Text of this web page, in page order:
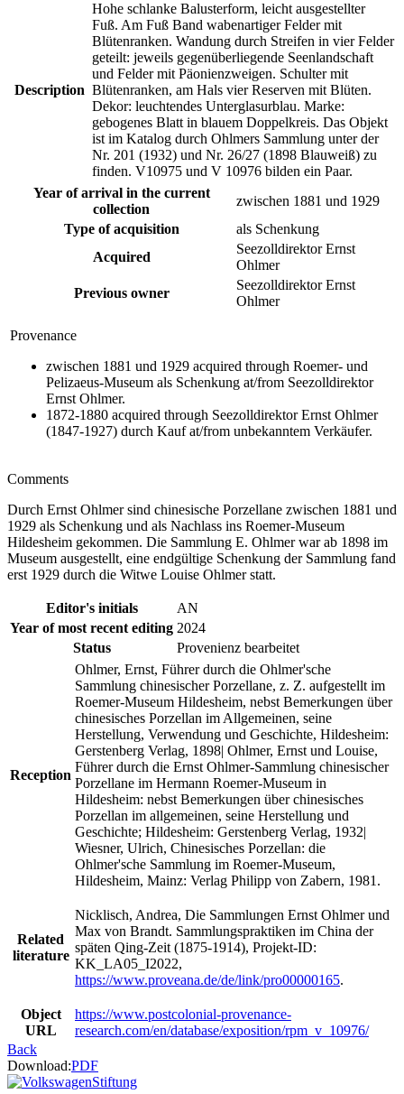
Description
Hohe schlanke Balusterform, leicht ausgestellter
Fuß. Am Fuß Band wabenartiger Felder mit
Blütenranken. Wandung durch Streifen in vier Felder
geteilt: jeweils gegenüberliegende Seenlandschaft
und Felder mit Päonienzweigen. Schulter mit
Blütenranken, am Hals vier Reserven mit Blüten.
Dekor: leuchtendes Unterglasurblau. Marke:
gebogenes Blatt in blauem Doppelkreis. Das Objekt
ist im Katalog durch Ohlmers Sammlung unter der
Nr. 201 (1932) und Nr. 26/27 (1898 Blauweiß) zu
finden. V10975 und V 10976 bilden ein Paar.
Year of arrival in the current
collection
zwischen 1881 und 1929
Type of acquisition
als Schenkung
Acquired
Seezolldirektor Ernst
Ohlmer
Previous owner
Seezolldirektor Ernst
Ohlmer
Provenance
zwischen 1881 und 1929 acquired through Roemer- und
Pelizaeus-Museum als Schenkung at/from Seezolldirektor
Ernst Ohlmer.
1872-1880 acquired through Seezolldirektor Ernst Ohlmer
(1847-1927) durch Kauf at/from unbekanntem Verkäufer.
Comments
Durch Ernst Ohlmer sind chinesische Porzellane zwischen 1881 und
1929 als Schenkung und als Nachlass ins Roemer-Museum
Hildesheim gekommen. Die Sammlung E. Ohlmer war ab 1898 im
Museum ausgestellt, eine endgültige Schenkung der Sammlung fand
erst 1929 durch die Witwe Louise Ohlmer statt.
Editor's initials
AN
Year of most recent editing 2024
Status
Provenienz bearbeitet
Reception
Ohlmer, Ernst, Führer durch die Ohlmer'sche
Sammlung chinesischer Porzellane, z. Z. aufgestellt im
Roemer-Museum Hildesheim, nebst Bemerkungen über
chinesisches Porzellan im Allgemeinen, seine
Herstellung, Verwendung und Geschichte, Hildesheim:
Gerstenberg Verlag, 1898| Ohlmer, Ernst und Louise,
Führer durch die Ernst Ohlmer-Sammlung chinesischer
Porzellane im Hermann Roemer-Museum in
Hildesheim: nebst Bemerkungen über chinesisches
Porzellan im allgemeinen, seine Herstellung und
Geschichte; Hildesheim: Gerstenberg Verlag, 1932|
Wiesner, Ulrich, Chinesisches Porzellan: die
Ohlmer'sche Sammlung im Roemer-Museum,
Hildesheim, Mainz: Verlag Philipp von Zabern, 1981.
Related
literature
Nicklisch, Andrea, Die Sammlungen Ernst Ohlmer und
Max von Brandt. Sammlungspraktiken im China der
späten Qing-Zeit (1875-1914), Projekt-ID:
KK_LA05_I2022,
https://www.proveana.de/de/link/pro00000165.
Object
URL
https://www.postcolonial-provenance-
research.com/en/database/exposition/rpm_v_10976/
Back
Download:PDF